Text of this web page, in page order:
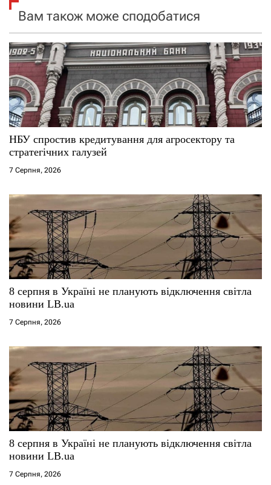
а
п
и
с
і
в
Вам також може сподобатися
НБУ спростив кредитування для агросектору та
стратегічних галузей
7 Серпня, 2026
8 серпня в Україні не планують відключення світла
новини LB.ua
7 Серпня, 2026
8 серпня в Україні не планують відключення світла
новини LB.ua
7 Серпня, 2026